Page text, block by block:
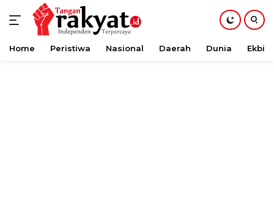
Langsung
Home Peristiwa Nasional Daerah Dunia Ekbis